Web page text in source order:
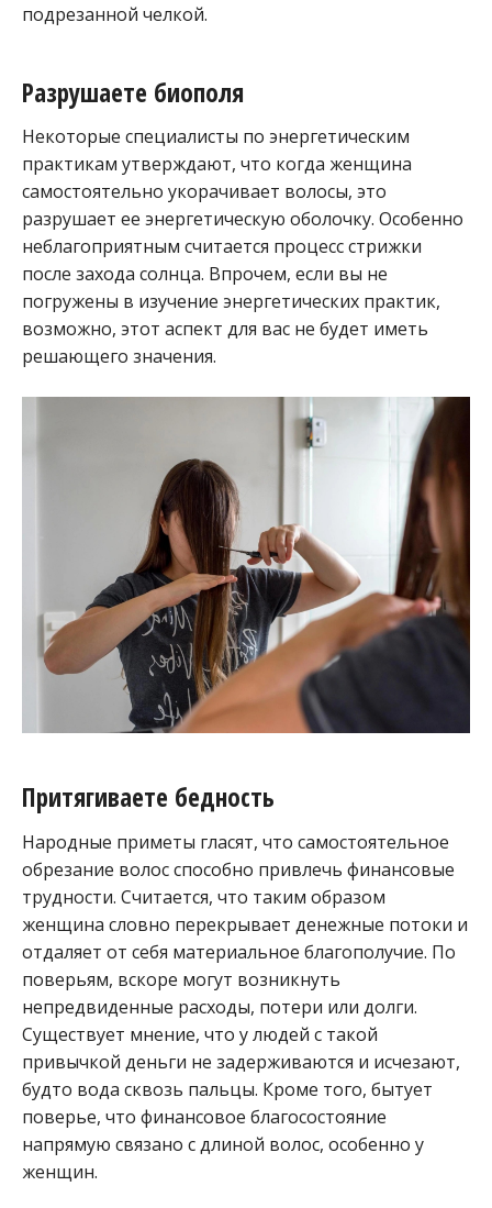
подрезанной челкой.
Разрушаете биополя
Некоторые специалисты по энергетическим
практикам утверждают, что когда женщина
самостоятельно укорачивает волосы, это
разрушает ее энергетическую оболочку. Особенно
неблагоприятным считается процесс стрижки
после захода солнца. Впрочем, если вы не
погружены в изучение энергетических практик,
возможно, этот аспект для вас не будет иметь
решающего значения.
Притягиваете бедность
Народные приметы гласят, что самостоятельное
обрезание волос способно привлечь финансовые
трудности. Считается, что таким образом
женщина словно перекрывает денежные потоки и
отдаляет от себя материальное благополучие. По
поверьям, вскоре могут возникнуть
непредвиденные расходы, потери или долги.
Существует мнение, что у людей с такой
привычкой деньги не задерживаются и исчезают,
будто вода сквозь пальцы. Кроме того, бытует
поверье, что финансовое благосостояние
напрямую связано с длиной волос, особенно у
женщин.